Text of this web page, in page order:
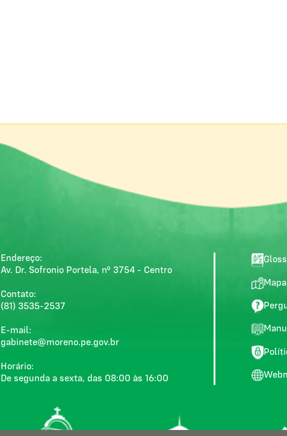
Endereço:
Av. Dr. Sofronio Portela, nº 3754 - Centro
Contato:
(81) 3535-2537
E-mail:
gabinete@moreno.pe.gov.br
Horário:
De segunda a sexta, das 08:00 às 16:00